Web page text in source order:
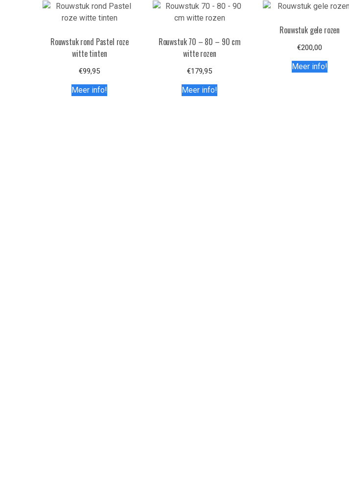
Rouwstuk rond Pastel roze
witte tinten
€99,95
Meer info!
Rouwstuk 70 – 80 – 90 cm
witte rozen
€179,95
Meer info!
Rouwstuk gele rozen
€200,00
Meer info!